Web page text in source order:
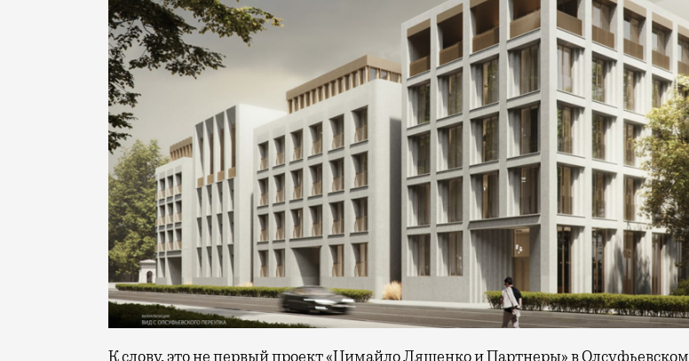
К слову, это не первый проект «Цимайло Ляшенко и Партнеры» в Олсуфьевском